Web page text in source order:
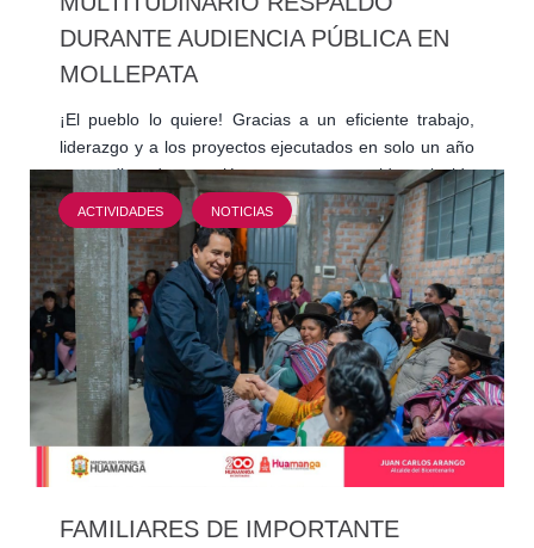
DURANTE AUDIENCIA PÚBLICA EN
MOLLEPATA
¡El pueblo lo quiere! Gracias a un eficiente trabajo,
liderazgo y a los proyectos ejecutados en solo un año
y medio de gestión, nuestro querido alcalde
provincial…
ACTIVIDADES NOTICIAS
FAMILIARES DE IMPORTANTE